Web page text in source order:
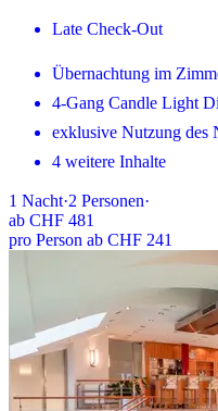
Late Check-Out
Übernachtung im
4-Gang Candle Light
exklusive Nutzung des
4 weitere Inhalte
1 Nacht·2 Personen·
ab CHF 481
pro Person ab CHF 241